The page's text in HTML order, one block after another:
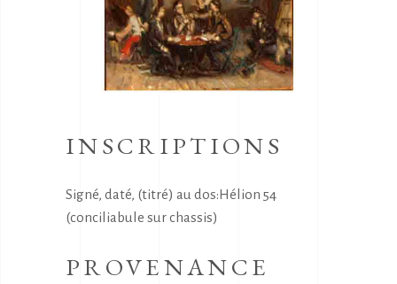
INSCRIPTIONS
Signé, daté, (titré) au dos:Hélion 54
(conciliabule sur chassis)
PROVENANCE